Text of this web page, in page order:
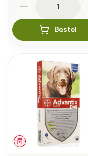
Bestel
Geneesmiddel